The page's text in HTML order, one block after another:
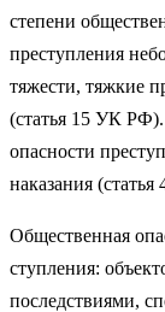
степени
преступления
тяжести, тяжкие
(статья 15 УК
опасности
наказания
Общественная
ступления:
последствиями,